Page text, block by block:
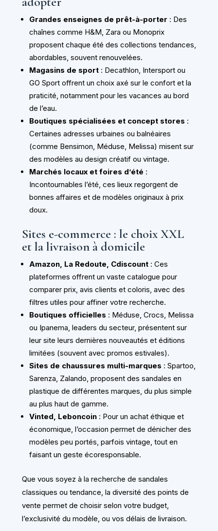
Grandes enseignes de prêt-à-porter : Des
chaînes comme H&M, Zara ou Monoprix
proposent chaque été des collections tendances,
abordables, souvent renouvelées.
Magasins de sport: Decathlon, Intersport ou
GO Sport offrent un choix axé sur le confort et la
praticité, notamment pour les vacances au bord
de l’eau.
Boutiques spécialisées et concept stores :
Certaines adresses urbaines ou balnéaires
(comme Bensimon, Méduse, Melissa) misent sur
des modèles au design créatif ou vintage.
Marchés locaux et foires d’été :
Incontournables l’été, ces lieux regorgent de
bonnes affaires et de modèles originaux à prix
doux.
Sites e-commerce : le choix XXL
et la livraison à domicile
Amazon, La Redoute, Cdiscount: Ces
plateformes offrent un vaste catalogue pour
comparer prix, avis clients et coloris, avec des
filtres utiles pour affiner votre recherche.
Boutiques officielles : Méduse, Crocs, Melissa
ou Ipanema, leaders du secteur, présentent sur
leur site leurs dernières nouveautés et éditions
limitées (souvent avec promos estivales).
Sites de chaussures multi-marques : Spartoo,
Sarenza, Zalando, proposent des sandales en
plastique de différentes marques, du plus simple
au plus haut de gamme.
Vinted, Leboncoin: Pour un achat éthique et
économique, l’occasion permet de dénicher des
modèles peu portés, parfois vintage, tout en
faisant un geste écoresponsable.
Que vous soyez à la recherche de sandales
classiques ou tendance, la diversité des points de
vente permet de choisir selon votre budget,
l’exclusivité du modèle, ou vos délais de livraison.